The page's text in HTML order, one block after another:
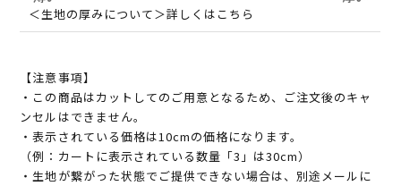
＜生地の厚みについて＞詳しくはこちら
【注意事項】
・この商品はカットしてのご用意となるため、ご注文後のキャ
ンセルはできません。
・表示されている価格は10cmの価格になります。
（例：カートに表示されている数量「3」は30cm）
・生地が繋がった状態でご提供できない場合は、別途メールに